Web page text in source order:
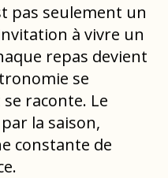
pas seulement un
à vivre un
repas devient
se
raconte. Le
la saison,
constante de